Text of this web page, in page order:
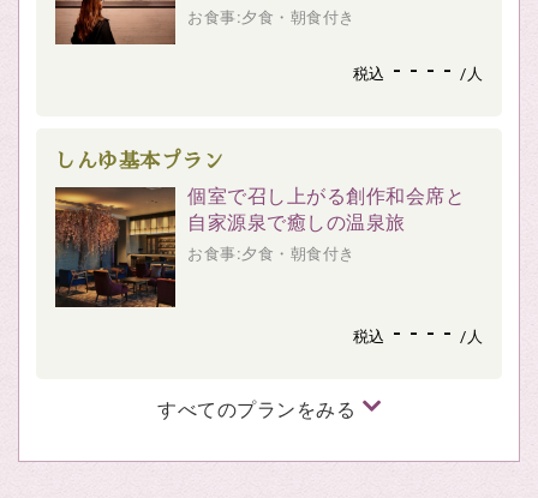
お食事:夕食・朝食付き
税込 - - - - /人
しんゆ基本プラン
個室で召し上がる創作和会席と
自家源泉で癒しの温泉旅
お食事:夕食・朝食付き
税込 - - - - /人
すべてのプランをみる